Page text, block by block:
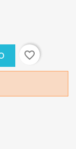
favorite_border